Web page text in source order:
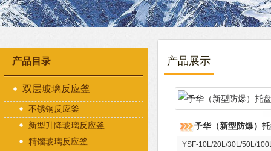
产品目录
双层玻璃反应釜
不锈钢反应釜
新型升降玻璃反应釜
精馏玻璃反应釜
产品展示
予华（新型防爆）
YSF-10L/20L/30L/50L/